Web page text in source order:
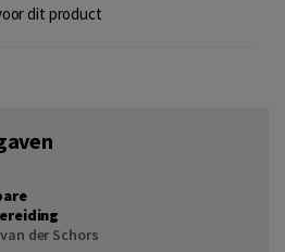
dit product
der Schors